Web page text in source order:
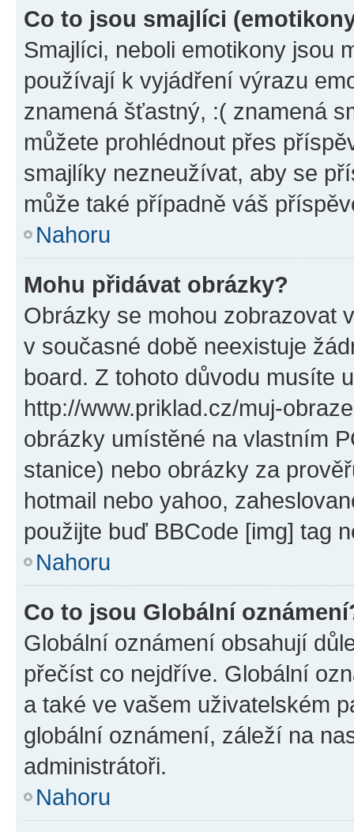
Co to jsou smajlíci
Smajlíci, neboli emotikony jsou
používají k vyjádření výrazu
znamená šťastný, :( znamená
můžete prohlédnout přes
smajlíky nezneužívat, aby se
může také případně váš
Nahoru
Mohu přidávat obrázky?
Obrázky se mohou zobrazovat
v současné době neexistuje
board. Z tohoto důvodu musíte
http://www.priklad.cz/muj-
obrázky umístěné na vlastním
stanice) nebo obrázky za
hotmail nebo yahoo,
použijte buď BBCode [img] tag
Nahoru
Co to jsou Globální
Globální oznámení obsahují
přečíst co nejdříve. Globální
a také ve vašem uživatelském
globální oznámení, záleží na
administrátoři.
Nahoru